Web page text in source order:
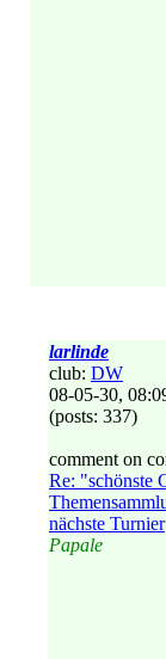
larlinde
club: DW
08-05-30,
(posts: 337)
comment on
Re: "schönste
nächste Turnier
Papale